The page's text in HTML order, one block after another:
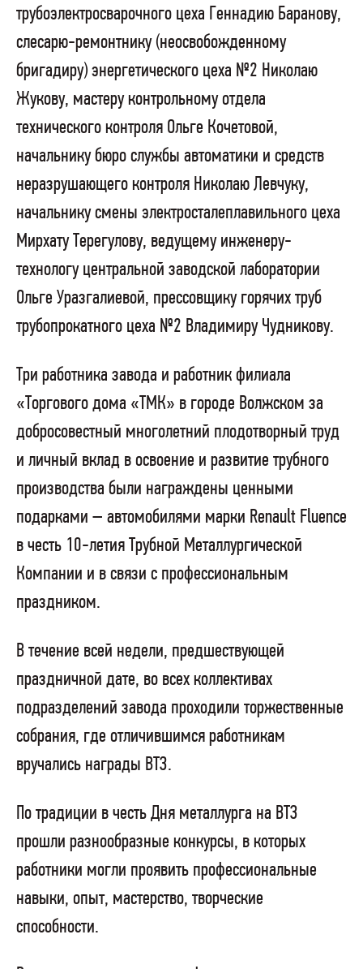
трубоэлектросварочного цеха Геннадию Баранову,
слесарю-ремонтнику (неосвобожденному
бригадиру) энергетического цеха №2 Николаю
Жукову, мастеру контрольному отдела
технического контроля Ольге Кочетовой,
начальнику бюро службы автоматики и средств
неразрушающего контроля Николаю Левчуку,
начальнику смены электросталеплавильного цеха
Мирхату Терегулову, ведущему инженеру-
технологу центральной заводской лаборатории
Ольге Уразгалиевой, прессовщику горячих труб
трубопрокатного цеха №2 Владимиру Чудникову.
Три работника завода и работник филиала
«Торгового дома «ТМК» в городе Волжском за
добросовестный многолетний плодотворный труд
и личный вклад в освоение и развитие трубного
производства были награждены ценными
подарками – автомобилями марки Renault Fluence
в честь 10-летия Трубной Металлургической
Компании и в связи с профессиональным
праздником.
В течение всей недели, предшествующей
праздничной дате, во всех коллективах
подразделений завода проходили торжественные
собрания, где отличившимся работникам
вручались награды ВТЗ.
По традиции в честь Дня металлурга на ВТЗ
прошли разнообразные конкурсы, в которых
работники могли проявить профессиональные
навыки, опыт, мастерство, творческие
способности.